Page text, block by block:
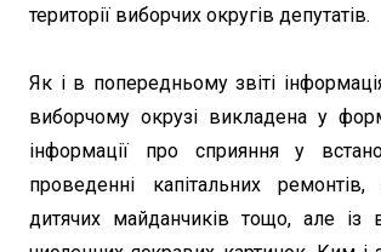
території виборчих округів депутатів.
Як і в попередньому звіті
виборчому окрузі викладена у
інформації про сприяння у
проведенні капітальних ремонтів,
дитячих майданчиків тощо, але із